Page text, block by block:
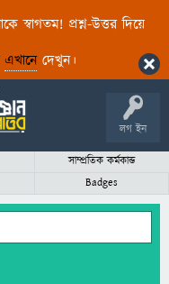
স্বাগতম! প্রশ্ন-উত্তর দিয়ে
এখানেদেখুন।
লগ ইন
সাম্প্রতিক কর্মকান্ড
Badges